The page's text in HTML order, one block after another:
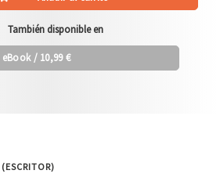
También disponible en
eBook/ 10,99 €